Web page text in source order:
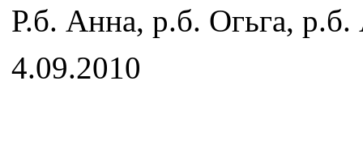
Р.б. Анна, р.б. Огьга,
4.09.2010